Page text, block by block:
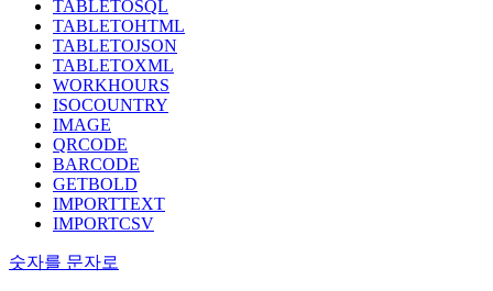
TABLETOSQL
TABLETOHTML
TABLETOJSON
TABLETOXML
WORKHOURS
ISOCOUNTRY
IMAGE
QRCODE
BARCODE
GETBOLD
IMPORTTEXT
IMPORTCSV
숫자를 문자로